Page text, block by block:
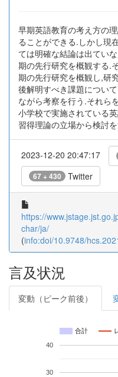
早期英語教育の考え方の
ることができる.しかし現
ては明確な結論は出てい
期の先行研究を概観する.
期の先行研究を概観し,研
後解明すべき課題につい
ながら考察を行う.それら
小学校で実施されている
習得理論の立場から検討
2023-12-20 20:47:17
67 + 430 Twitter
https://
char/ja/
(info:doi/10.9748/
言及状況
変動（ピーク前後）
合計
30
40